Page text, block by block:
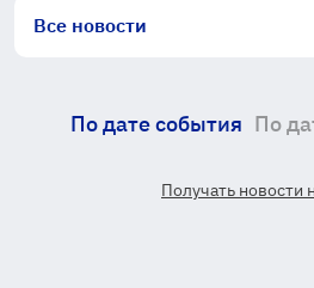
Все новости
По дате события По
Получать новости